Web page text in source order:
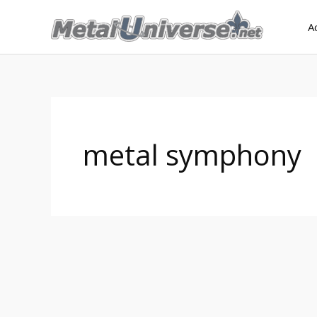
metal symphony